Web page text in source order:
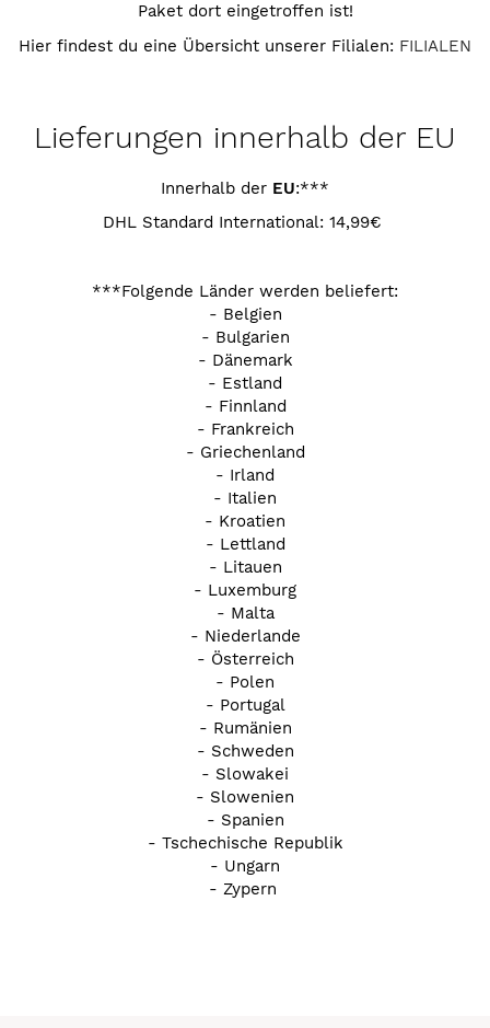
Paket dort eingetroffen ist!
Hier findest du eine Übersicht unserer Filialen: FILIALEN
Lieferungen innerhalb der EU
Innerhalb der EU:***
DHL Standard International: 14,99€
***Folgende Länder werden beliefert:
- Belgien
- Bulgarien
- Dänemark
- Estland
- Finnland
- Frankreich
- Griechenland
- Irland
- Italien
- Kroatien
- Lettland
- Litauen
- Luxemburg
- Malta
- Niederlande
- Österreich
- Polen
- Portugal
- Rumänien
- Schweden
- Slowakei
- Slowenien
- Spanien
- Tschechische Republik
- Ungarn
- Zypern